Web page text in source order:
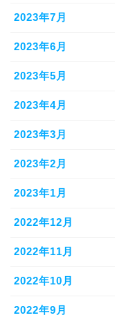
2023年7月
2023年6月
2023年5月
2023年4月
2023年3月
2023年2月
2023年1月
2022年12月
2022年11月
2022年10月
2022年9月